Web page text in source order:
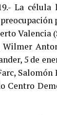
La
Valencia
Wilmer
5 de